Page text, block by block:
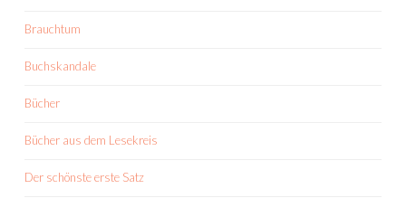
Brauchtum
Buchskandale
Bücher
Bücher aus dem Lesekreis
Der schönste erste Satz